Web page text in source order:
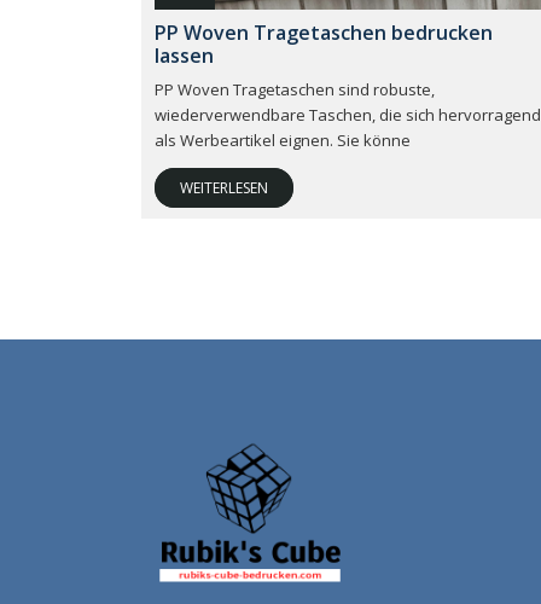
PP Woven Tragetaschen bedrucken
lassen
PP Woven Tragetaschen sind robuste,
wiederverwendbare Taschen, die sich hervorragend
als Werbeartikel eignen. Sie könne
WEITERLESEN